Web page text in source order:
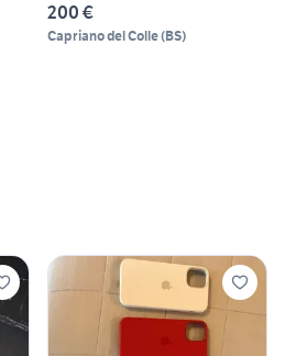
200 €
Capriano del Colle(BS)